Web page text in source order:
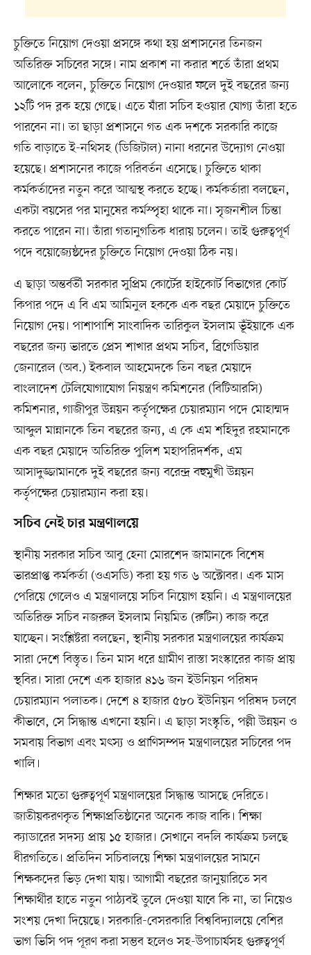
চুক্তিতে নিয়োগ দেওয়া প্রসঙ্গে কথা হয় প্রশাসনের তিনজন
অতিরিক্ত সচিবের সঙ্গে। নাম প্রকাশ না করার শর্তে তাঁরা প্রথম
আলোকে বলেন, চুক্তিতে নিয়োগ দেওয়ার ফলে দুই বছরের জন্য
১২টি পদ ব্লক হয়ে গেছে। এতে যাঁরা সচিব হওয়ার যোগ্য তাঁরা হতে
পারবেন না। তা ছাড়া প্রশাসনে গত এক দশকে সরকারি কাজে
গতি বাড়াতে ই-নথিসহ (ডিজিটাল) নানা ধরনের উদ্যোগ নেওয়া
হয়েছে। প্রশাসনের কাজে পরিবর্তন এসেছে। চুক্তিতে থাকা
কর্মকর্তাদের নতুন করে আত্মস্থ করতে হচ্ছে। কর্মকর্তারা বলছেন,
একটা বয়সের পর মানুষের কর্মস্পৃহা থাকে না। সৃজনশীল চিন্তা
করতে পারেন না। তাঁরা গতানুগতিক ধারায় চলেন। তাই গুরুত্বপূর্ণ
পদে বয়োজ্যেষ্ঠদের চুক্তিতে নিয়োগ দেওয়া ঠিক নয়।
এ ছাড়া অন্তর্বর্তী সরকার সুপ্রিম কোর্টের হাইকোর্ট বিভাগের কোর্ট
কিপার পদে এ বি এম আমিনুল হককে এক বছর মেয়াদে চুক্তিতে
নিয়োগ দেয়। পাশাপাশি সাংবাদিক তারিকুল ইসলাম ভূঁইয়াকে এক
বছরের জন্য ভারতে প্রেস শাখার প্রথম সচিব, ব্রিগেডিয়ার
জেনারেল (অব.) ইকবাল আহমেদকে তিন বছর মেয়াদে
বাংলাদেশ টেলিযোগাযোগ নিয়ন্ত্রণ কমিশনের (বিটিআরসি)
কমিশনার, গাজীপুর উন্নয়ন কর্তৃপক্ষের চেয়ারম্যান পদে মোহাম্মদ
আব্দুল মান্নানকে তিন বছরের জন্য, এ কে এম শহিদুর রহমানকে
এক বছর মেয়াদে অতিরিক্ত পুলিশ মহাপরিদর্শক, এম
আসাদুজ্জামানকে দুই বছরের জন্য বরেন্দ্র বহুমুখী উন্নয়ন
কর্তৃপক্ষের চেয়ারম্যান করা হয়।
সচিব নেই চার মন্ত্রণালয়ে
স্থানীয় সরকার সচিব আবু হেনা মোরশেদ জামানকে বিশেষ
ভারপ্রাপ্ত কর্মকর্তা (ওএসডি) করা হয় গত ৬ অক্টোবর। এক মাস
পেরিয়ে গেলেও এ মন্ত্রণালয়ে সচিব নিয়োগ হয়নি। এ মন্ত্রণালয়ের
অতিরিক্ত সচিব নজরুল ইসলাম নিয়মিত (রুটিন) কাজ করে
যাচ্ছেন। সংশ্লিষ্টরা বলছেন, স্থানীয় সরকার মন্ত্রণালয়ের কার্যক্রম
সারা দেশে বিস্তৃত। তিন মাস ধরে গ্রামীণ রাস্তা সংস্কারের কাজ প্রায়
স্থবির। সারা দেশে এক হাজার ৪১৬ জন ইউনিয়ন পরিষদ
চেয়ারম্যান পলাতক। দেশে ৪ হাজার ৫৮০ ইউনিয়ন পরিষদ চলবে
কীভাবে, সে সিদ্ধান্ত এখনো হয়নি। এ ছাড়া সংস্কৃতি, পল্লী উন্নয়ন ও
সমবায় বিভাগ এবং মৎস্য ও প্রাণিসম্পদ মন্ত্রণালয়ের সচিবের পদ
খালি।
শিক্ষার মতো গুরুত্বপূর্ণ মন্ত্রণালয়ের সিদ্ধান্ত আসছে দেরিতে।
জাতীয়করণকৃত শিক্ষাপ্রতিষ্ঠানের অনেক কাজ বাকি। শিক্ষা
ক্যাডারের সদস্য প্রায় ১৫ হাজার। সেখানে বদলি কার্যক্রম চলছে
ধীরগতিতে। প্রতিদিন সচিবালয়ে শিক্ষা মন্ত্রণালয়ের সামনে
শিক্ষকদের ভিড় দেখা যায়। আগামী বছরের জানুয়ারিতে সব
শিক্ষার্থীর হাতে নতুন পাঠ্যবই তুলে দেওয়া যাবে কি না, তা নিয়েও
সংশয় দেখা দিয়েছে। সরকারি-বেসরকারি বিশ্ববিদ্যালয়ে বেশির
ভাগ ভিসি পদ পূরণ করা সম্ভব হলেও সহ-উপাচার্যসহ গুরুত্বপূর্ণ